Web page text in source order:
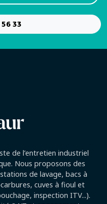
33
de l’entretien industriel
Nous proposons des
de lavage, bacs à
cuves à fioul et
inspection ITV...).